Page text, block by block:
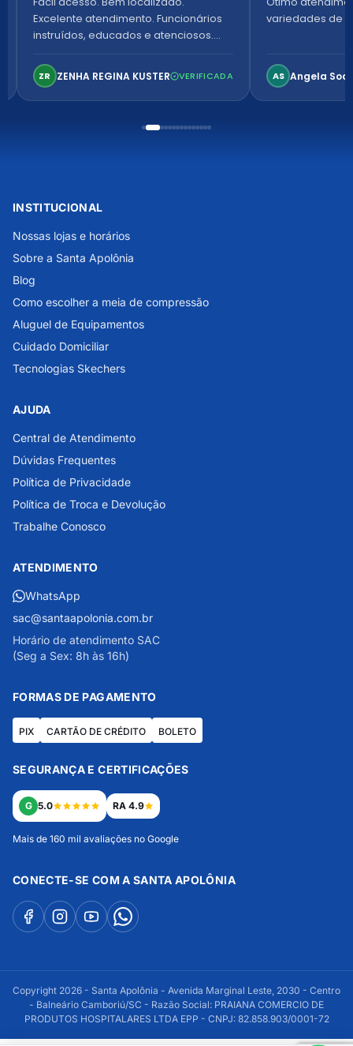
Excelente atendimento. Funcionários
instruídos, educados e atenciosos.
confortável. Perfeito!
ZR ZENHA REGINA KUSTER VERIFICADA
variedades de
AS Angela
INSTITUCIONAL
Nossas lojas e horários
Sobre a Santa Apolônia
Blog
Como escolher a meia de compressão
Aluguel de Equipamentos
Cuidado Domiciliar
Tecnologias Skechers
AJUDA
Central de Atendimento
Dúvidas Frequentes
Política de Privacidade
Política de Troca e Devolução
Trabalhe Conosco
ATENDIMENTO
WhatsApp
sac@santaapolonia.com.br
Horário de atendimento SAC
(Seg a Sex: 8h às 16h)
FORMAS DE PAGAMENTO
PIX CARTÃO DE CRÉDITO BOLETO
SEGURANÇA E CERTIFICAÇÕES
G 5.0 RA 4.9
Mais de 160 mil avaliações no Google
CONECTE-SE COM A SANTA APOLÔNIA
Copyright 2026 - Santa Apolônia - Avenida Marginal Leste, 2030 - Centro
- Balneário Camboriú/SC - Razão Social: PRAIANA COMERCIO DE
PRODUTOS HOSPITALARES LTDA EPP - CNPJ: 82.858.903/0001-72